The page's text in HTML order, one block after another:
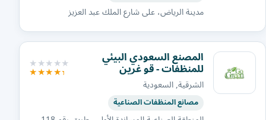
مدينة الرياض، على شارع الملك عبد العزيز
المصنع السعودي البيئي
للمنظفات - قو غرين
الشرقية, السعودية
مصانع المنظفات الصناعية